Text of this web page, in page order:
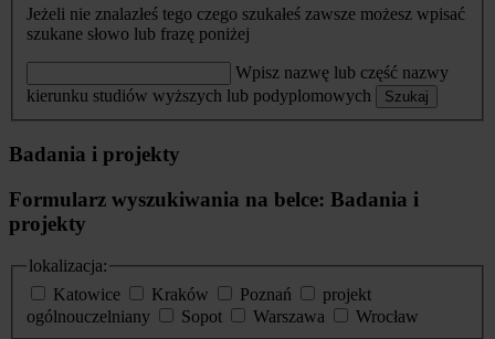
Jeżeli nie znalazłeś tego czego szukałeś zawsze możesz wpisać
szukane słowo lub frazę poniżej
Wpisz nazwę lub część nazwy
kierunku studiów wyższych lub podyplomowych
Szukaj
Badania i projekty
Formularz wyszukiwania na belce: Badania i
projekty
lokalizacja:
Katowice
Kraków Poznań
projekt
ogólnouczelniany
Sopot Warszawa
Wrocław